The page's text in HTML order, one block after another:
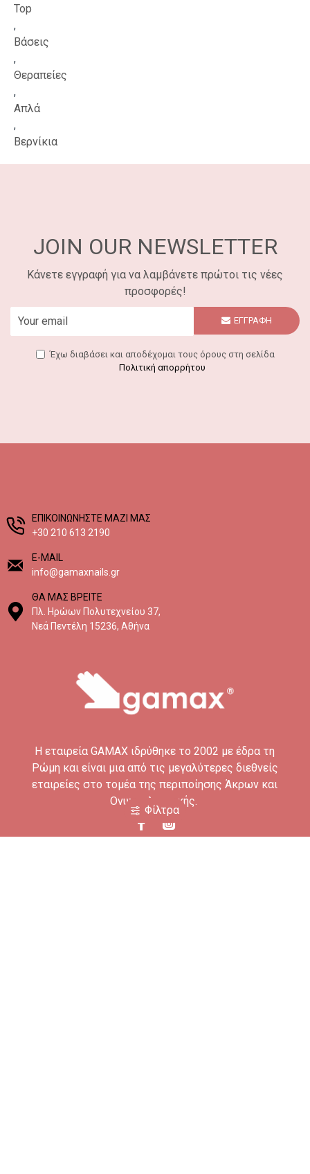
Top
,
Βάσεις
,
Θεραπείες
,
Απλά
,
Βερνίκια
JOIN OUR NEWSLETTER
Κάνετε εγγραφή για να λαμβάνετε πρώτοι τις νέες
προσφορές!
ΕΓΓΡΑΦΗ
Έχω διαβάσει και αποδέχομαι τους όρους στη σελίδα
Πολιτική απορρήτου
EΠΙΚΟΙΝΩΝΗΣΤΕ ΜΑΖΙ ΜΑΣ
+30 210 613 2190
E-MAIL
info@gamaxnails.gr
ΘΑ ΜΑΣ ΒΡΕΙΤΕ
Πλ. Ηρώων Πολυτεχνείου 37,
Νεά Πεντέλη 15236, Αθήνα
H εταιρεία GAMAX ιδρύθηκε το 2002 με έδρα τη
Ρώμη και είναι μια από τις μεγαλύτερες διεθνείς
εταιρείες στο τομέα της περιποίησης Άκρων και
Ονυχοπλαστικής.
Φίλτρα